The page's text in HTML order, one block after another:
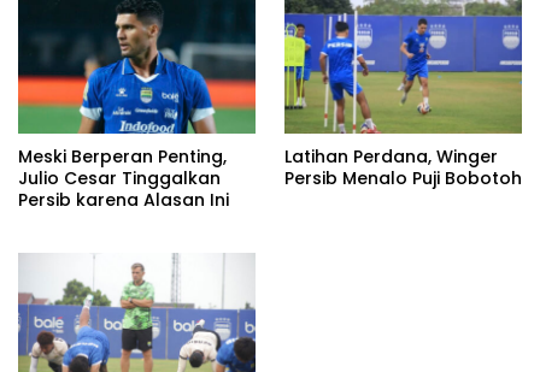
Meski Berperan Penting,
Julio Cesar Tinggalkan
Persib karena Alasan Ini
Latihan Perdana, Winger
Persib Menalo Puji Bobotoh